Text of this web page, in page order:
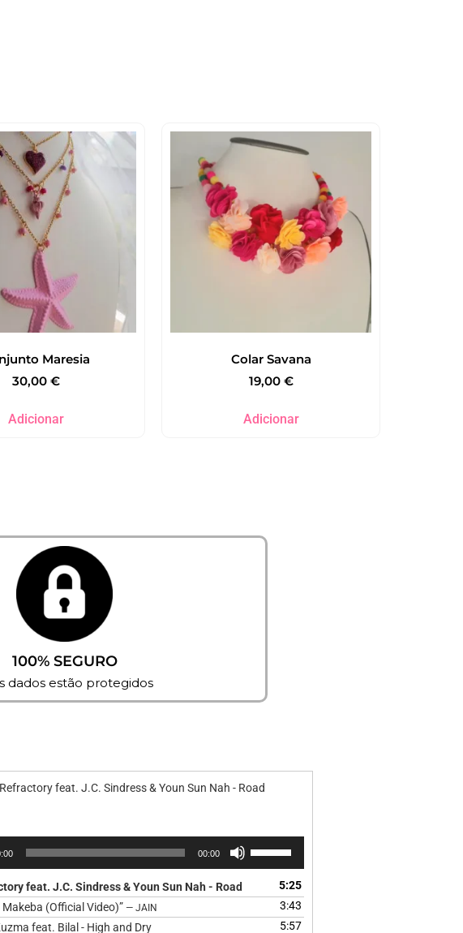
Maresia
30,00 €
Adicionar
Colar Savana
19,00 €
Adicionar
100% SEGURO
dados estão protegidos
Refractory feat. J.C. Sindress & Youn Sun Nah - Road
00:00
setas
cima/baixo
feat. J.C. Sindress & Youn Sun Nah - Road 5:25
Makeba (Official Video)” — JAIN 3:43
feat. Bilal - High and Dry 5:57